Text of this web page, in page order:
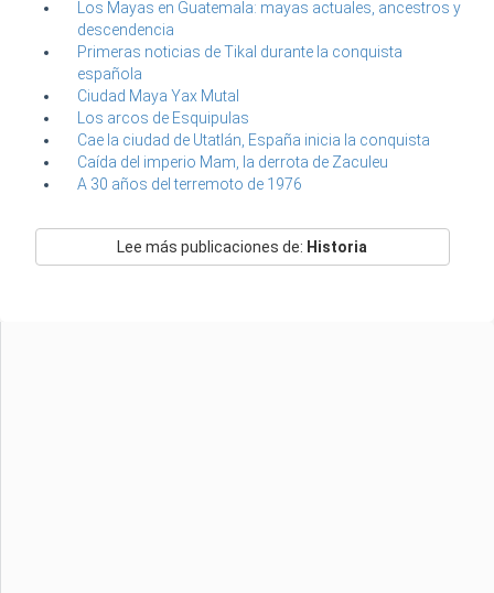
Los Mayas en Guatemala: mayas actuales, ancestros y
descendencia
Primeras noticias de Tikal durante la conquista
española
Ciudad Maya Yax Mutal
Los arcos de Esquipulas
Cae la ciudad de Utatlán, España inicia la conquista
Caída del imperio Mam, la derrota de Zaculeu
A 30 años del terremoto de 1976
Lee más publicaciones de: Historia